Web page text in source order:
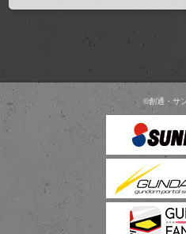
©創通・サ